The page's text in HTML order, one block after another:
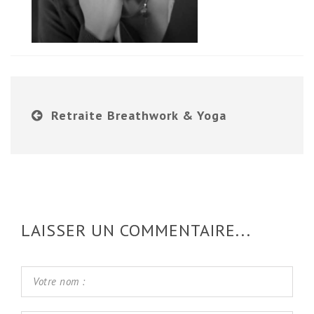
Retraite Breathwork & Yoga
LAISSER UN COMMENTAIRE...